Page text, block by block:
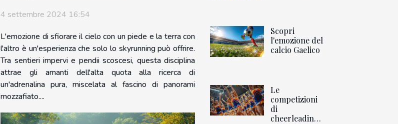
4 settembre 2024 16:54
L'emozione di sfiorare il cielo con un piede e la terra con
l'altro è un'esperienza che solo lo skyrunning può offrire.
Tra sentieri impervi e pendii scoscesi, questa disciplina
attrae gli amanti dell'alta quota alla ricerca di
un'adrenalina pura, miscelata al fascino di panorami
mozzafiato....
Scopri
l'emozione del
calcio Gaelico
Le
competizioni
di
cheerleading